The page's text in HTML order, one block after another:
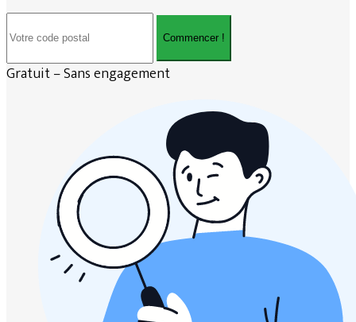
Commencer !
Gratuit – Sans engagement